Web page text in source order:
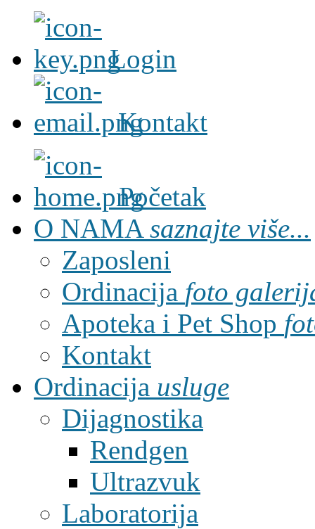
Login
Kontakt
Početak
O NAMA saznajte više...
Zaposleni
Ordinacija foto
Apoteka i Pet Shop
Kontakt
Ordinacija usluge
Dijagnostika
Rendgen
Ultrazvuk
Laboratorija